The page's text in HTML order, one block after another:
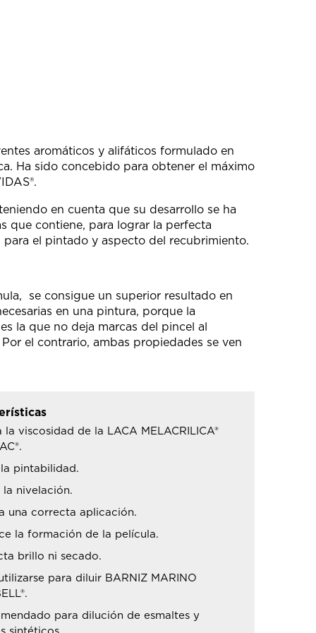
aromáticos y alifáticos formulado en
Ha sido concebido para obtener el máximo
en cuenta que su desarrollo se ha
que contiene, para lograr la perfecta
el pintado y aspecto del recubrimiento.
se consigue un superior resultado en
en una pintura, porque la
la que no deja marcas del pincel al
el contrario, ambas propiedades se ven
la viscosidad de la LACA MELACRILICA®
pintabilidad.
la nivelación.
una correcta aplicación.
la formación de la película.
brillo ni secado.
para diluir BARNIZ MARINO
para dilución de esmaltes y